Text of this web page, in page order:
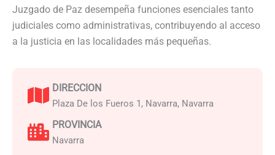
Juzgado de Paz desempeña funciones esenciales tanto
judiciales como administrativas, contribuyendo al acceso
a la justicia en las localidades más pequeñas.
DIRECCION
Plaza De los Fueros 1, Navarra, Navarra
PROVINCIA
Navarra